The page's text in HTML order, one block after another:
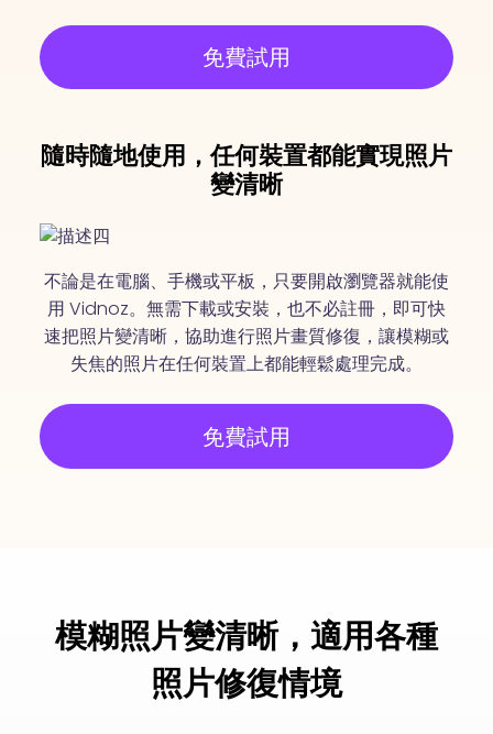
免費試用
隨時隨地使用，任何裝置都能實現照片
變清晰
不論是在電腦、手機或平板，只要開啟瀏覽器就能使
用 Vidnoz。無需下載或安裝，也不必註冊，即可快
速把照片變清晰，協助進行照片畫質修復，讓模糊或
失焦的照片在任何裝置上都能輕鬆處理完成。
免費試用
模糊照片變清晰，適用各種
照片修復情境